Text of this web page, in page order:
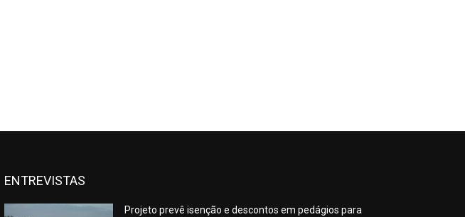
ENTREVISTAS
Projeto prevê isenção e descontos em pedágios para